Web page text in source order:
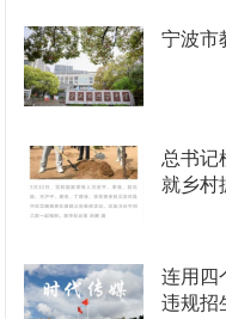
宁波市
总书记
就乡村
连用四
违规招